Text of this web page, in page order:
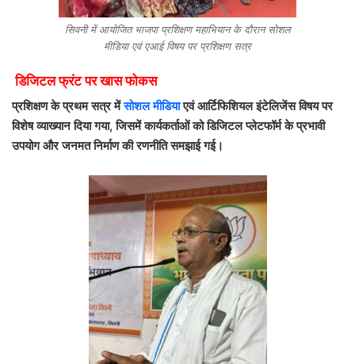
सिवनी में आयोजित भाजपा प्रशिक्षण महाभियान के दौरान सोशल
मीडिया एवं एआई विषय पर प्रशिक्षण सत्र
डिजिटल फ्रंट पर खास फोकस
प्रशिक्षण के प्रथम सत्र मेंसोशल मीडियाएवं आर्टिफिशियल इंटेलिजेंस विषय पर
विशेष व्याख्यान दिया गया, जिसमें कार्यकर्ताओं को डिजिटल प्लेटफॉर्म के प्रभावी
उपयोग और जनमत निर्माण की रणनीति समझाई गई।